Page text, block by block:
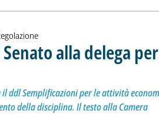
alla delega
in prima lettura il ddl Semplificazioni per le
ddl Semplificazioni per le attività
della disciplina. Il testo alla Camera